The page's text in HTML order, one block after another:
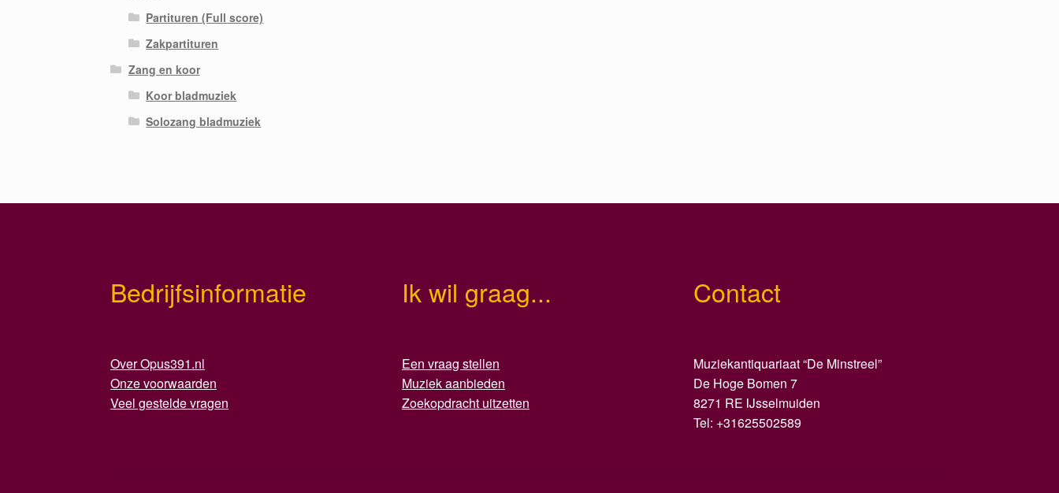
Partituren (Full score)
Zakpartituren
Zang en koor
Koor bladmuziek
Solozang bladmuziek
Bedrijfsinformatie
Over Opus391.nl
Onze voorwaarden
Veel gestelde vragen
Ik wil graag...
Een vraag stellen
Muziek aanbieden
Zoekopdracht uitzetten
Contact
Muziekantiquariaat “De Minstreel”
De Hoge Bomen 7
8271 RE IJsselmuiden
Tel: +31625502589